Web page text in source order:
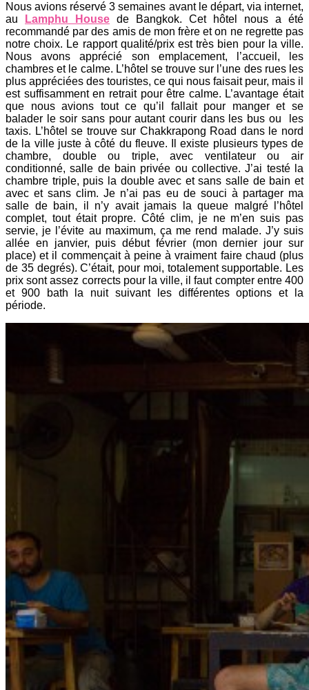
Nous avions réservé 3 semaines avant le départ, via internet,
au
Lamphu House de Bangkok. Cet hôtel nous a été
recommandé par des amis de mon frère et on ne regrette pas
notre choix. Le rapport qualité/prix est très bien pour la ville.
Nous avons apprécié son emplacement, l’accueil, les
chambres et le calme. L’hôtel se trouve sur l’une des rues les
plus appréciées des touristes, ce qui nous faisait peur, mais il
est suffisamment en retrait pour être calme. L’avantage était
que nous avions tout ce qu’il fallait pour manger et se
balader le soir sans pour autant courir dans les bus ou les
taxis. L’hôtel se trouve sur Chakkrapong Road dans le nord
de la ville juste à côté du fleuve. Il existe plusieurs types de
chambre, double ou triple, avec ventilateur ou air
conditionné, salle de bain privée ou collective. J’ai testé la
chambre triple, puis la double avec et sans salle de bain et
avec et sans clim. Je n’ai pas eu de souci à partager ma
salle de bain, il n’y avait jamais la queue malgré l’hôtel
complet, tout était propre. Côté clim, je ne m’en suis pas
servie, je l’évite au maximum, ça me rend malade. J’y suis
allée en janvier, puis début février (mon dernier jour sur
place) et il commençait à peine à vraiment faire chaud (plus
de 35 degrés). C’était, pour moi, totalement supportable. Les
prix sont assez corrects pour la ville, il faut compter entre 400
et 900 bath la nuit suivant les différentes options et la
période.